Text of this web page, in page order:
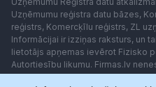
Uzņēmumu reģistra datu bāzes,
reģistrs, Komercķīlu reģistrs, ZL
Informācijai ir izziņas raksturs, un
lietotājs apņemas ievērot Fizisko
Autortiesību likumu. Firmas.lv
lēmumiem, kas balstīti uz